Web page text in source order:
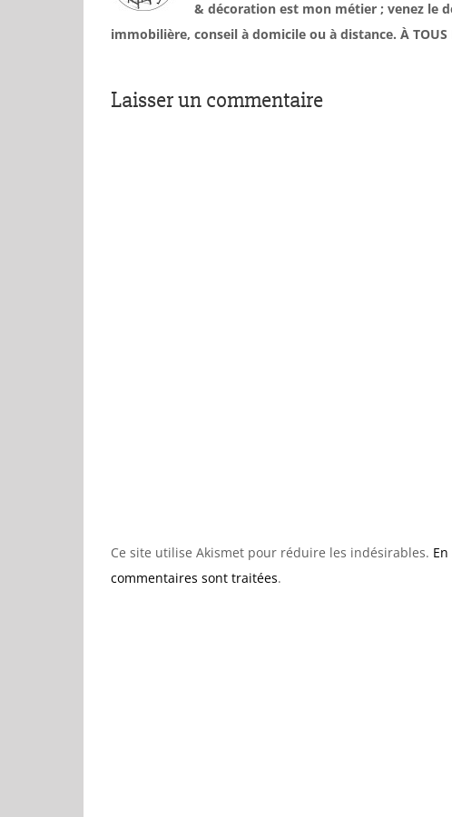
& décoration est mon métier ; venez le
immobilière, conseil à domicile ou à distance. À TOUS
Laisser un commentaire
Ce site utilise Akismet pour réduire les indésirables.
commentaires sont traitées.